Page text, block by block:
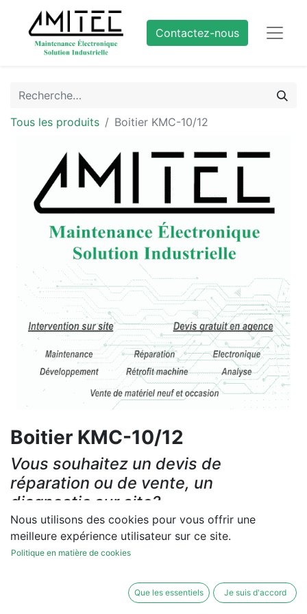
Contactez-nous
Tous les produits Boitier KMC-10/12
Boitier KMC-10/12
Vous souhaitez un devis de
réparation ou de vente, un
diagnostic sur site?
Contactez-nous
Les réparations et les ventes sont garanties
Nous utilisons des cookies pour vous offrir une
meilleure expérience utilisateur sur ce site.
Politique en matière de cookies
Que les essentiels Je suis d'accord